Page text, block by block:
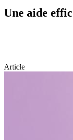
Une aide
Article